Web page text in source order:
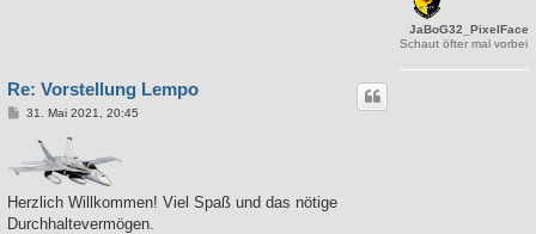
JaBoG32_PixelFace
Schaut öfter mal vorbei
Re: Vorstellung Lempo
B
r
g
31. Mai 2021, 20:45
Herzlich Willkommen! Viel Spaß und das nötige
Durchhaltevermögen.